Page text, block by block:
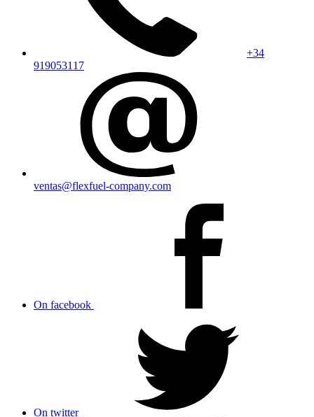
+34
919053117
ventas@flexfuel-company.com
On facebook
On twitter